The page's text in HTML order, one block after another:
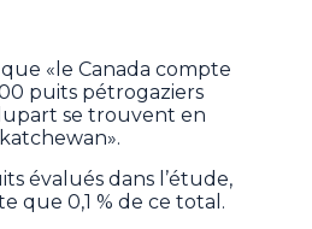
«le Canada compte
puits pétrogaziers
se trouvent en
évalués dans l’étude,
que 0,1 % de ce total.